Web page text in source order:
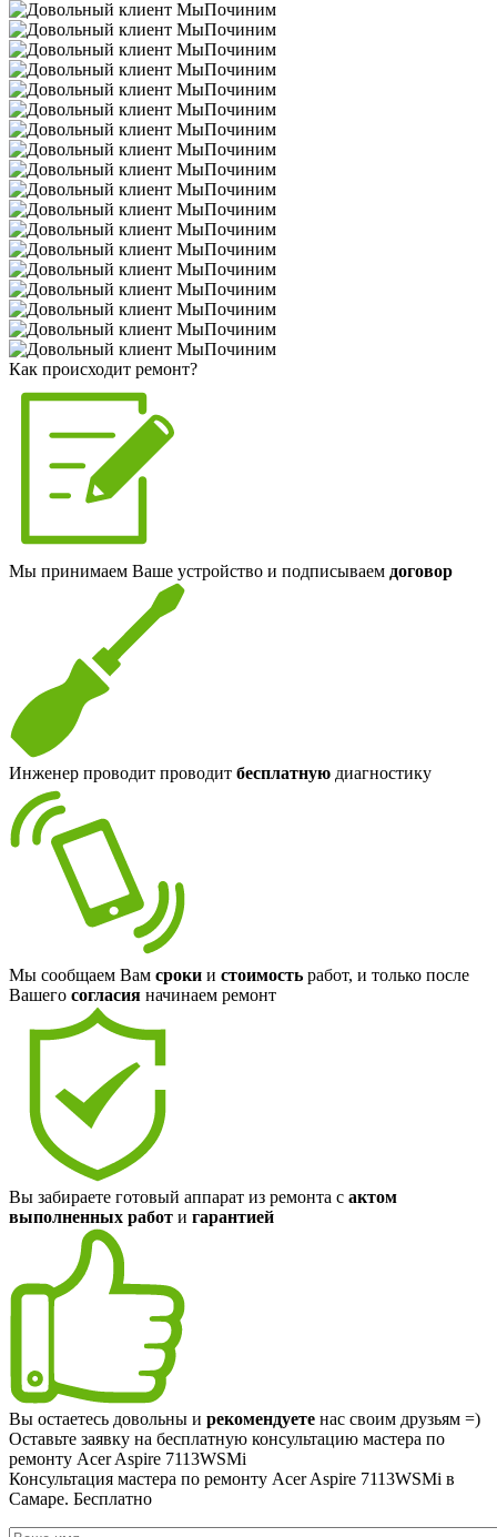
Как происходит ремонт?
Мы принимаем Ваше устройство и подписываем договор
Инженер проводит проводит бесплатную диагностику
Мы сообщаем Вам сроки и стоимость работ, и только после
Вашего согласия начинаем ремонт
Вы забираете готовый аппарат из ремонта с актом
выполненных работ и гарантией
Вы остаетесь довольны и рекомендуете нас своим друзьям =)
Оставьте заявку на бесплатную консультацию мастера по
ремонту Acer Aspire 7113WSMi
Консультация мастера по ремонту Acer Aspire 7113WSMi в
Самаре. Бесплатно